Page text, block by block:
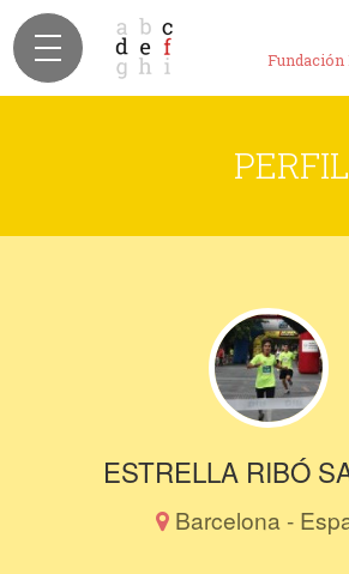
Fundación
ESTRELLA RIBÓ
Barcelona -